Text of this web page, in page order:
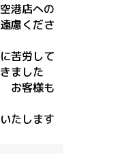
港店への
慮くださ
苦労して
ました
お客様も
たします